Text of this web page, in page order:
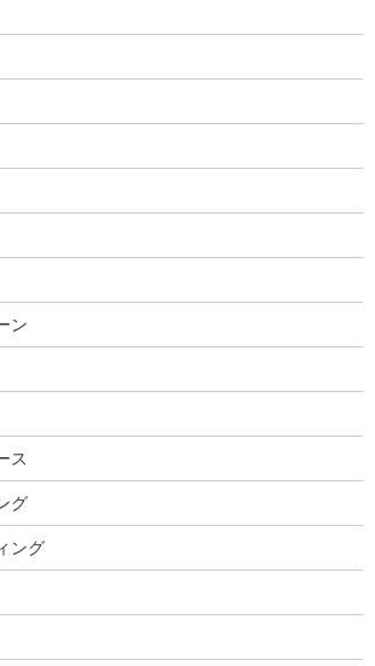
ン
ス
グ
ング